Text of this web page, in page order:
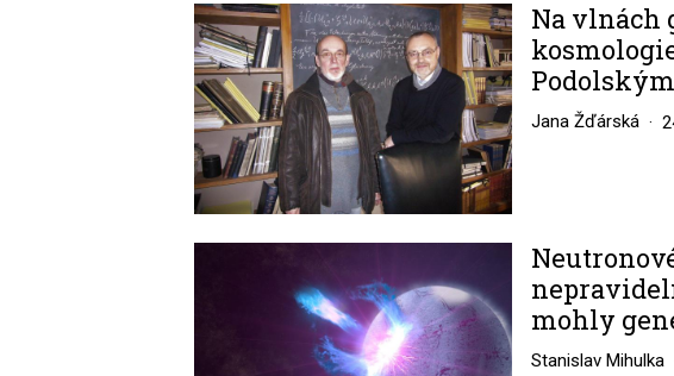
Image
Na vlnách
Podolským
Jana Žďárská
mohly
Stanislav Mihulka